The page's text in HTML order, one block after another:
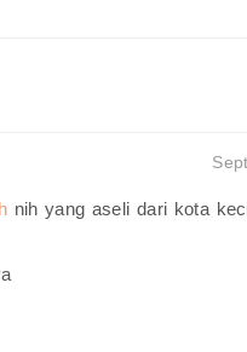
nih yang aseli dari kota